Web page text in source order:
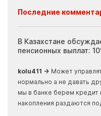
Последние
В Казахстане
пенсионных выплат:
kolu411 → Может
нормально а не давать
мы в банке берем кредит
накопления раздаются